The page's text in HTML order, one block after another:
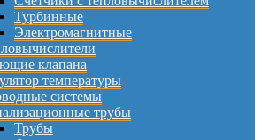
Турбинные
Электромагнитные
клапана
температуры
системы
трубы
Трубы